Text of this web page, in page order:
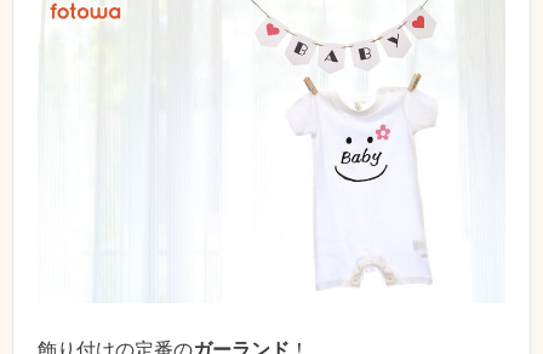
飾り付けの定番のガーランド ！